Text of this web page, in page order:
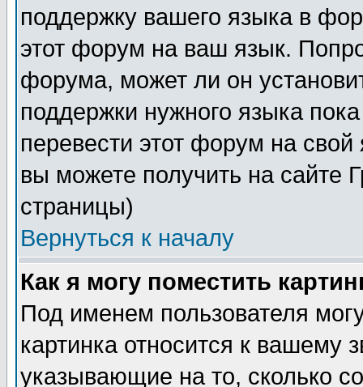
поддержку вашего языка в
этот форум на ваш язык.
форума, может ли он
поддержки нужного языка
перевести этот форум на
вы можете получить на сайте
страницы)
Вернуться к началу
Как я могу поместить
Под именем пользователя
картинка относится к вашему
указывающие на то, сколько